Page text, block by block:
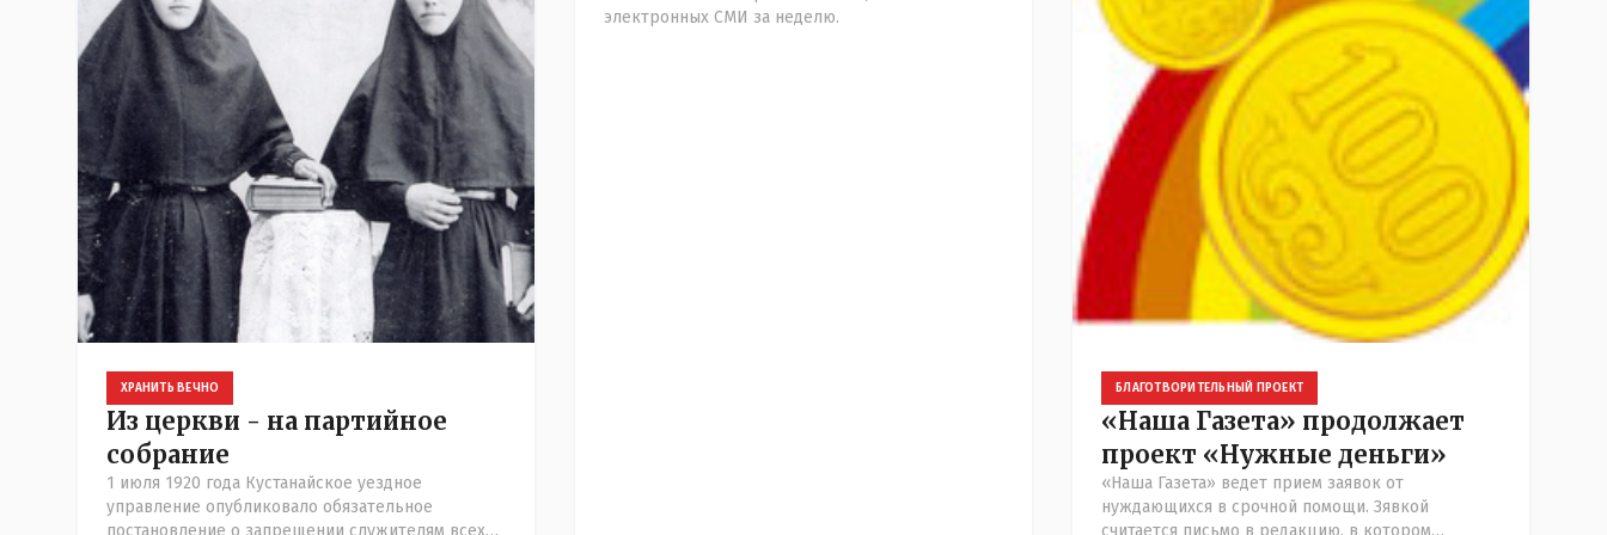
ХРАНИТЬ ВЕЧНО
Из церкви - на партийное
собрание
1 июля 1920 года Кустанайское уездное
управление опубликовало обязательное
постановление о запрещении служителям всех
электронных СМИ за неделю.
БЛАГОТВОРИТЕЛЬНЫЙ ПРОЕКТ
«Наша Газета» продолжает
проект «Нужные деньги»
«Наша Газета» ведет прием заявок от
нуждающихся в срочной помощи. Зявкой
считается письмо в редакцию, в котором